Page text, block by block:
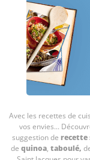
Avec les recettes de
vos envies...
suggestion de recette
de quinoa, taboulé,